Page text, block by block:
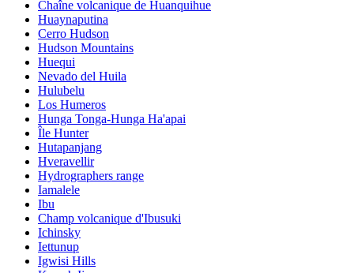
Chaîne volcanique de Huanquihue
Huaynaputina
Cerro Hudson
Hudson Mountains
Huequi
Nevado del Huila
Hulubelu
Los Humeros
Hunga Tonga-Hunga Ha'apai
Île Hunter
Hutapanjang
Hveravellir
Hydrographers range
Iamalele
Ibu
Champ volcanique d'Ibusuki
Ichinsky
Iettunup
Igwisi Hills